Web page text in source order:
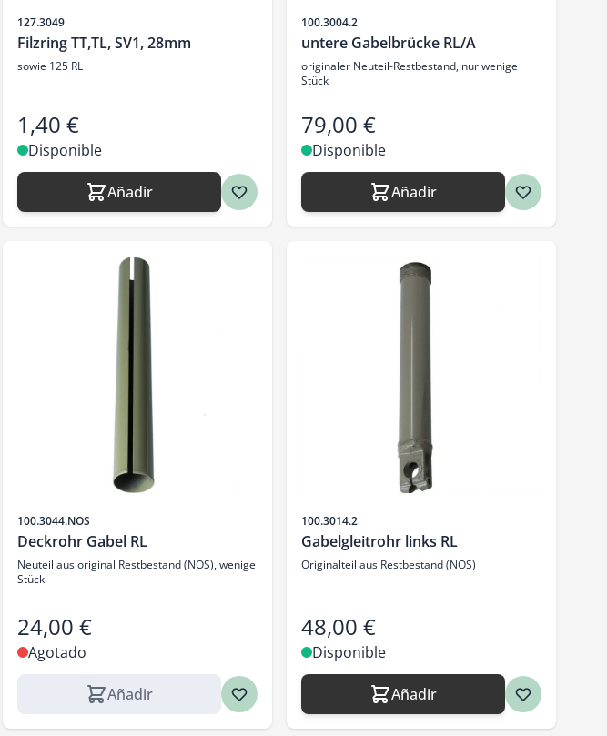
SKU
127.3049
Filzring TT,TL, SV1, 28mm
sowie 125 RL
1,40 €
Disponible
Añadir
SKU
100.3004.2
untere Gabelbrücke RL/A
originaler Neuteil-Restbestand, nur wenige
Stück
79,00 €
Disponible
Añadir
SKU
100.3044.NOS
Deckrohr Gabel RL
Neuteil aus original Restbestand (NOS), wenige
Stück
24,00 €
Agotado
Añadir
SKU
100.3014.2
Gabelgleitrohr links RL
Originalteil aus Restbestand (NOS)
48,00 €
Disponible
Añadir